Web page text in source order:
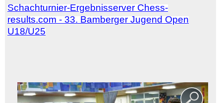
Schachturnier-Ergebnisserver Chess-
results.com - 33. Bamberger Jugend Open
U18/U25